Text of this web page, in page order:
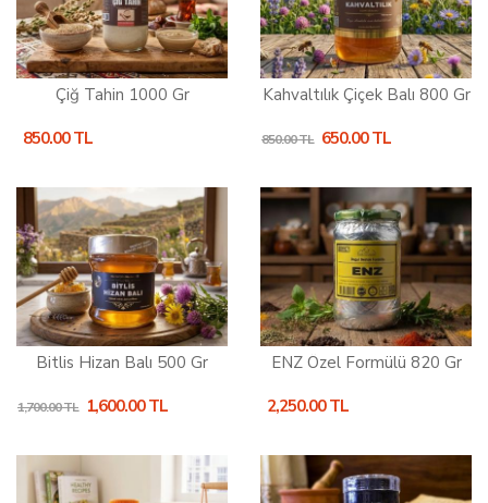
Çiğ Tahin 1000 Gr
850.00 TL
Kahvaltılık Çiçek Balı 800 Gr
850.00 TL 650.00 TL
Bitlis Hizan Balı 500 Gr
1,700.00 TL 1,600.00 TL
ENZ Özel Formülü 820 Gr
2,250.00 TL